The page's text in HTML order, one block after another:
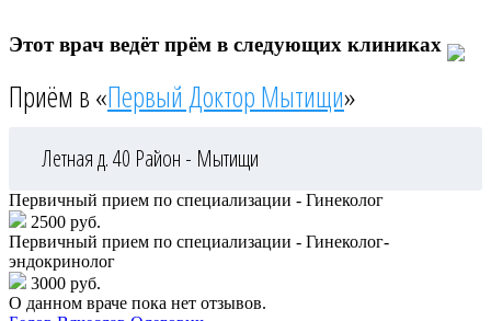
Этот врач ведёт прём в следующих клиниках
Приём в «Первый Доктор Мытищи»
Летная д. 40 Район - Мытищи
Первичный прием по специализации - Гинеколог
2500 руб.
Первичный прием по специализации - Гинеколог-
эндокринолог
3000 руб.
О данном враче пока нет отзывов.